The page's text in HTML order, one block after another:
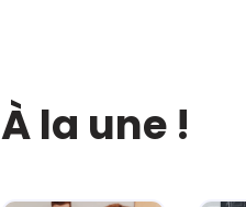
À la une !